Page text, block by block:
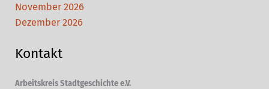
November 2026
Dezember 2026
Kontakt
Arbeitskreis Stadtgeschichte e.V.